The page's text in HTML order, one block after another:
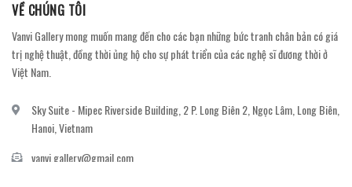
VỀ CHÚNG TÔI
Vanvi Gallery mong muốn mang đến cho các bạn những bức tranh chân bản có giá
trị nghệ thuật, đồng thời ủng hộ cho sự phát triển của các nghệ sĩ đương thời ở
Việt Nam.
Sky Suite - Mipec Riverside Building, 2 P. Long Biên 2, Ngọc Lâm, Long Biên,
Hanoi, Vietnam
vanvi.gallery@gmail.com